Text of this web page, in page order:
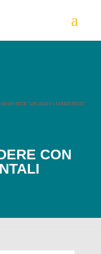
CON